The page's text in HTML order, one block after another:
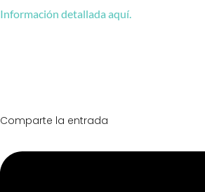
Información detallada aquí.
Comparte la entrada